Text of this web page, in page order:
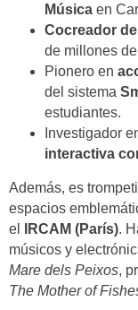
Música en
Cocreador
de millones
Pionero en
del sistema
estudiantes.
Investigador
interactiva
Además, es
espacios
el
IRCAM (París).
músicos y
Mare dels Peixos,
The Mother of